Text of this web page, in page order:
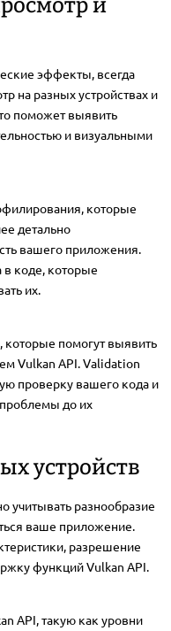
и
эффекты, всегда
на разных устройствах и
поможет выявить
и визуальными
которые
детально
вашего приложения.
коде, которые
их.
которые помогут выявить
Vulkan API. Validation
проверку вашего кода и
до их
устройств
учитывать разнообразие
ваше приложение.
разрешение
функций Vulkan API.
API, такую как уровни